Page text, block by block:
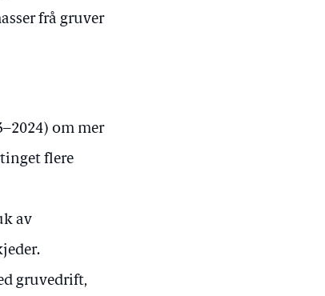
frå gruver
om mer
flere
av
gruvedrift,